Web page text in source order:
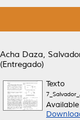
Acha Daza,
(Entregado)
Texto